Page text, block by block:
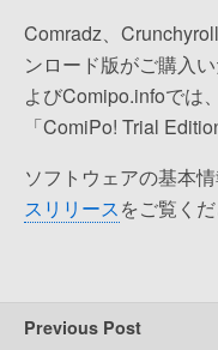
Comradz、
ンロード版がご購入
よびComipo.infoでは
「ComiPo! Trial
ソフトウェアの基本
スリリースをご覧くだ
Previous Post